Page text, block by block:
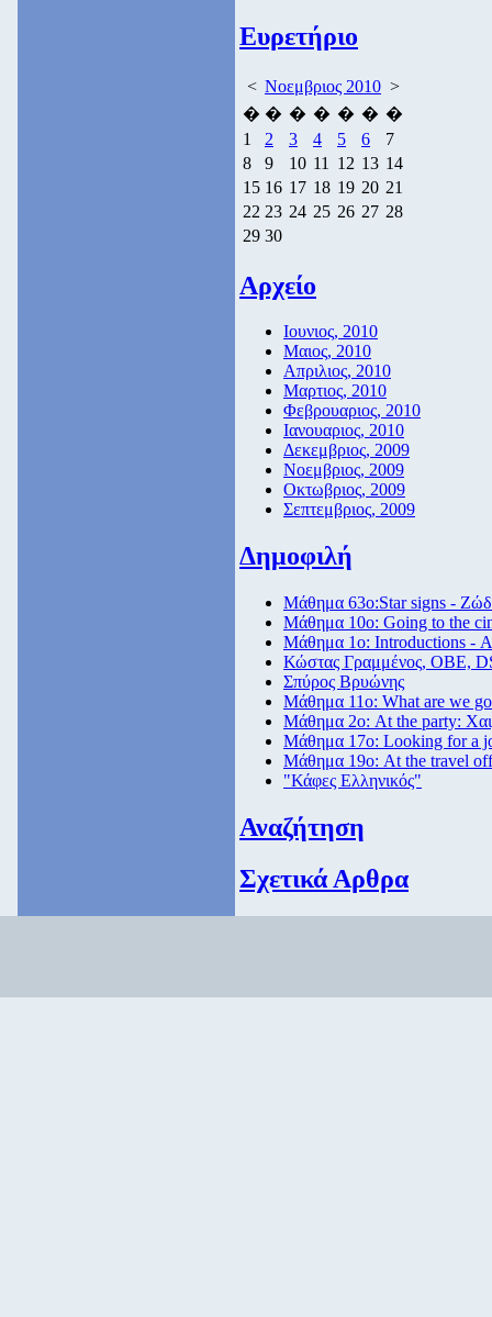
Ευρετήριο
< Νοεμβριος 2010 >
� � � � � � �
1
2 3 4 5 6
7
8
9 10 11 12 13 14
15 16 17 18 19 20 21
22 23 24 25 26 27 28
29 30
Αρχείο
Ιουνιος, 2010
Μαιος, 2010
Απριλιος, 2010
Μαρτιος, 2010
Φεβρουαριος, 2010
Ιανουαριος, 2010
Δεκεμβριος, 2009
Νοεμβριος, 2009
Οκτωβριος, 2009
Σεπτεμβριος, 2009
Δημοφιλή
Μάθημα 63ο:Star signs -
Μάθημα 10ο: Going to the
Μάθημα 1ο: Introductions -
Κώστας Γραμμένος, ΟΒΕ,
Σπύρος Βρυώνης
Μάθημα 11ο: What are we
Μάθημα 2ο: At the party:
Μάθημα 17ο: Looking for a
Μάθημα 19ο: At the travel
"Κάφες Ελληνικός"
Αναζήτηση
Σχετικά Αρθρα